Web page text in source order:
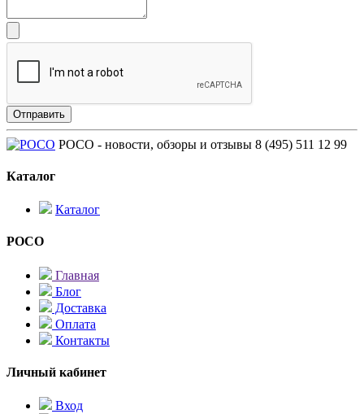
POCO - новости, обзоры и отзывы 8 (495) 511 12 99
Каталог
Каталог
POCO
Главная
Блог
Доставка
Оплата
Контакты
Личный кабинет
Вход